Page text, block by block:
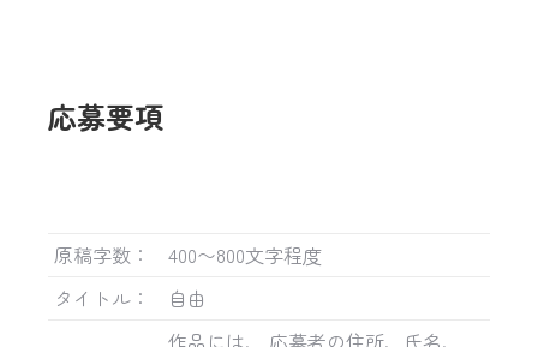
応募要項
原稿字数：
400〜800文字程度
タイトル：
自由
作品には、 応募者の住所、氏名、